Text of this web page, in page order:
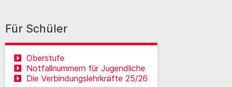
Für Schüler
Oberstufe
Notfallnummern für Jugendliche
Die Verbindungslehrkräfte 25/26